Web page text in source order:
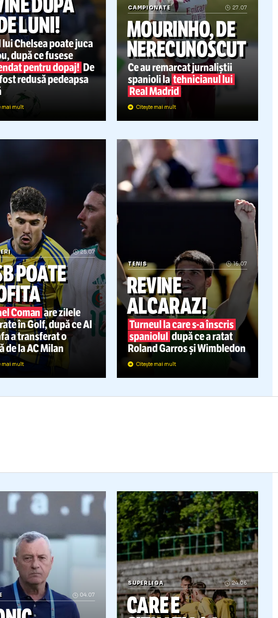
DUPĂ
DE LUNI!
lui Chelsea poate juca
nou, după ce fusese
pentru dopaj!
i-afost redusă pedeapsa
Citește mai mult
CAMPIONATE
MOURINHO, DE
NERECUNOSCUT
Ce au remarcat jurnaliștii
spanioli la
Real Madrid
Citește mai mult
25.07
POATE
Coman
în Golf, după ce Al
TENIS
REVINE
ALCARAZ!
Turneul la cares-aînscris